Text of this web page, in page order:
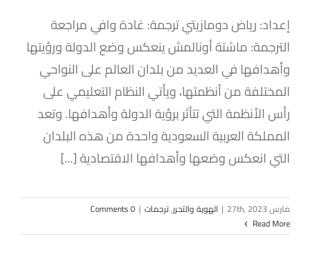
إعداد: رياض دومازيتي ترجمة: غادة وافي مراجعة
الترجمة: ماشتة أونالمش ينعكس وضع الدولة ورؤيتها
وأهدافها في العديد من بلدان العالم على النواحي
المختلفة من أنظمتها، ويأتي النظام التعليمي على
رأس الأنظمة التي تتأثر برؤية الدولة وأهدافها. وتعد
المملكة العربية السعودية واحدة من هذه البلدان
التي انعكس وضعها وأهدافها الاقتصادية [...]
مارس 27th, 2023 | الهوية والتحرر,ترجمات |
0 Comments
Read More